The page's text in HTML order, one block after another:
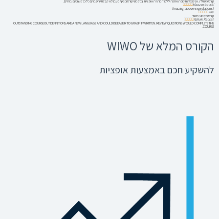
קורס מעולה. אני מנסה תקופה ארוכה ללמוד מה זה אופציות בכל מיני קורסים ואף פעם לא קבלתי הסברים כל כך פשוטים וברורים.
Maoz ostrovski





!Amazing, above expectations
Yosi





קורס מקצועי מאוד
Itzhak Raccah





OUTSTANDING COURSE BUT DEFINITIONS ARE A NEW LANGUAGE AND COULD BE EASIER TO GRASP IF WRITTEN. REVIEW QUESTIONS WOULD COMPLETE THIS
COURSE.
הקורס המלא של WIWO
להשקיע חכם באמצעות אופציות